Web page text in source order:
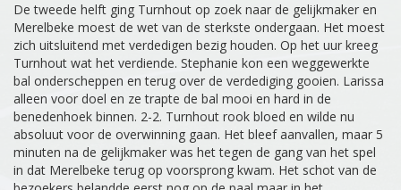
De tweede helft ging Turnhout op zoek naar de gelijkmaker en
Merelbeke moest de wet van de sterkste ondergaan. Het moest
zich uitsluitend met verdedigen bezig houden. Op het uur kreeg
Turnhout wat het verdiende. Stephanie kon een weggewerkte
bal onderscheppen en terug over de verdediging gooien. Larissa
alleen voor doel en ze trapte de bal mooi en hard in de
benedenhoek binnen. 2-2. Turnhout rook bloed en wilde nu
absoluut voor de overwinning gaan. Het bleef aanvallen, maar 5
minuten na de gelijkmaker was het tegen de gang van het spel
in dat Merelbeke terug op voorsprong kwam. Het schot van de